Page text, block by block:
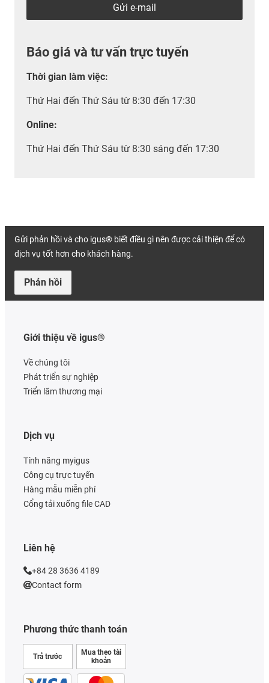
Gửi e-mail
Báo giá và tư vấn trực tuyến
Thời gian làm việc:
Thứ Hai đến Thứ Sáu từ 8:30 đến 17:30
Online:
Thứ Hai đến Thứ Sáu từ 8:30 sáng đến 17:30
Gửi phản hồi và cho igus® biết điều gì nên được cải thiện để có
dịch vụ tốt hơn cho khách hàng.
Phản hồi
Giới thiệu về igus®
Về chúng tôi
Phát triển sự nghiệp
Triển lãm thương mại
Phương thức thanh toán
Trả trước
Mua theo tài
khoản
Dịch vụ
Tính năng myigus
Công cụ trực tuyến
Hàng mẫu miễn phí
Cổng tải xuống file CAD
Liên hệ
+84 28 3636 4189
Contact form